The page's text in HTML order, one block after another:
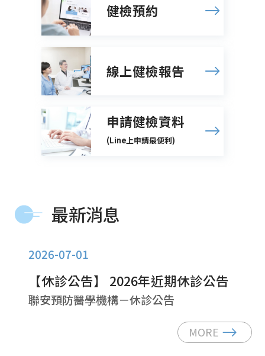
健檢預約
線上健檢報告
申請健檢資料
(Line上申請最便利)
最新消息
2026-07-01
【休診公告】 2026年近期休診公告
聯安預防醫學機構－休診公告
MORE